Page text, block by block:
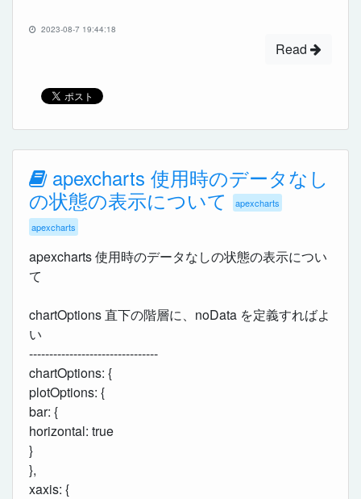
2023-08-7 19:44:18
Read
apexcharts 使用時のデータなし
の状態の表示について
apexcharts
apexcharts
apexcharts 使用時のデータなしの状態の表示につい
て
chartOptions 直下の階層に、noData を定義すればよ
い
--------------------------------
chartOptions: {
plotOptions: {
bar: {
horizontal: true
}
},
xaxis: {